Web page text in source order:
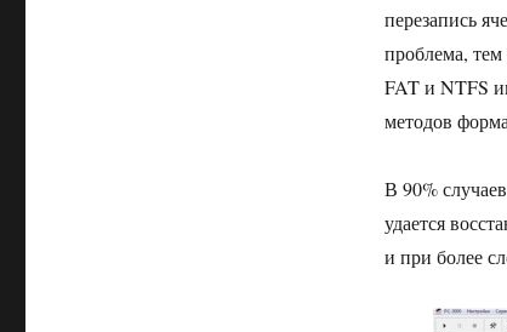
перезапись
проблема,
FAT и NTFS
методов
В 90%
удается
и при более